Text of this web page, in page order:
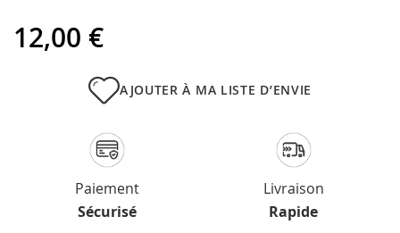
the12,00 €
AJOUTER À MA LISTE D’ENVIE
Paiement
Sécurisé
Livraison
Rapide